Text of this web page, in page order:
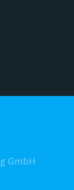
GmbH